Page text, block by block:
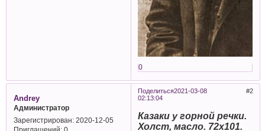
0
Поделиться 2
2021-03-08
02:13:04
Andrey
Администратор
Зарегистрирован: 2020-12-05
Приглашений:0
Казаки у горной речки.
Холст, масло. 72х101.